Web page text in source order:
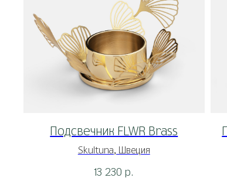
Подсвечник FLWR Brass
Skultuna, Швеция
13 230 р.